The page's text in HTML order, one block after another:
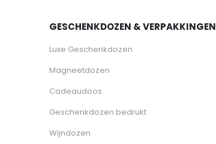
GESCHENKDOZEN & VERPAKKINGEN
Luxe Geschenkdozen
Magneetdozen
Cadeaudoos
Geschenkdozen bedrukt
Wijndozen